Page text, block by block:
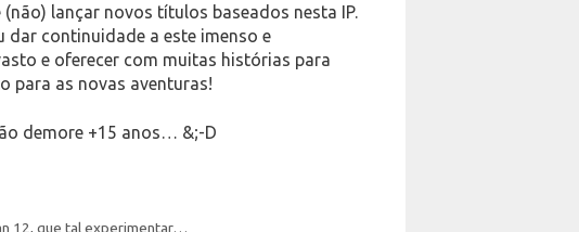
lançar novos títulos baseados nesta IP.
dar continuidade a este imenso e
e oferecer com muitas histórias para
para as novas aventuras!
demore +15 anos… &;-D
12, que tal experimentar…